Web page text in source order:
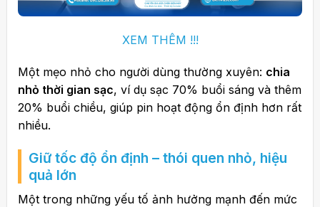
XEM THÊM !!!
Một mẹo nhỏ cho người dùng thường xuyên: chia
nhỏ thời gian sạc, ví dụ sạc 70% buổi sáng và thêm
20% buổi chiều, giúp pin hoạt động ổn định hơn rất
nhiều.
Giữ tốc độ ổn định – thói quen nhỏ, hiệu
quả lớn
Một trong những yếu tố ảnh hưởng mạnh đến mức